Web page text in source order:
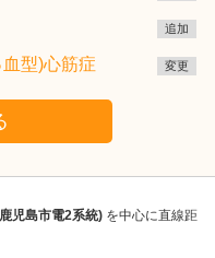
追加
型)心筋症 変更
児島市電2系統) を中心に直線距